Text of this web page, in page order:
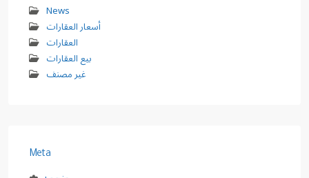
News
أسعار العقارات
العقارات
بيع العقارات
غير مصنف
Meta